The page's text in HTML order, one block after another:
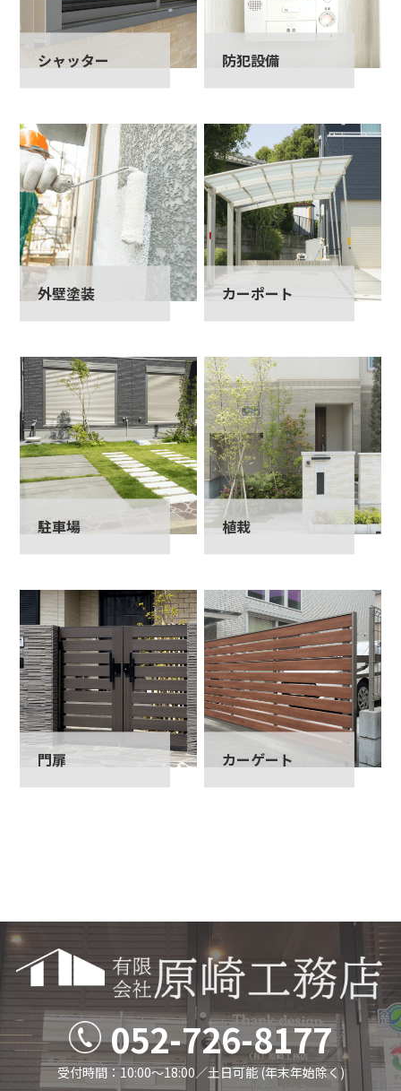
シャッター 防犯設備
外壁塗装 カーポート
駐車場 植栽
門扉 カーゲート
052-726-8177
受付時間：10:00～18:00／⼟⽇可能 (年末年始除く)